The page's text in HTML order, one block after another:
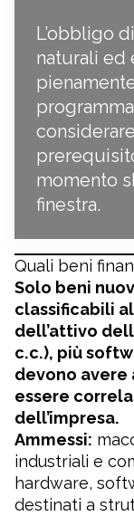
L’obbligo di
naturali ed
momento
finestra.
Quali beni
Solo beni
classificabili
dell’attivo
c.c.), più
devono
essere
dell’impresa.
Ammessi:
industriali e
hardware,
destinati a